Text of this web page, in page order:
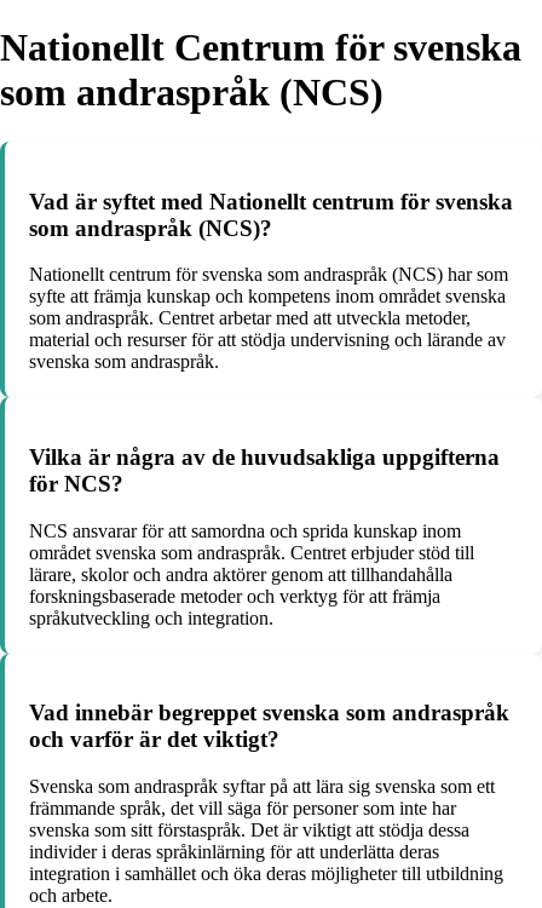
Nationellt Centrum för svenska
som andraspråk (NCS)
Vad är syftet med Nationellt centrum för svenska
som andraspråk (NCS)?
Nationellt centrum för svenska som andraspråk (NCS) har som
syfte att främja kunskap och kompetens inom området svenska
som andraspråk. Centret arbetar med att utveckla metoder,
material och resurser för att stödja undervisning och lärande av
svenska som andraspråk.
Vilka är några av de huvudsakliga uppgifterna
för NCS?
NCS ansvarar för att samordna och sprida kunskap inom
området svenska som andraspråk. Centret erbjuder stöd till
lärare, skolor och andra aktörer genom att tillhandahålla
forskningsbaserade metoder och verktyg för att främja
språkutveckling och integration.
Vad innebär begreppet svenska som andraspråk
och varför är det viktigt?
Svenska som andraspråk syftar på att lära sig svenska som ett
främmande språk, det vill säga för personer som inte har
svenska som sitt förstaspråk. Det är viktigt att stödja dessa
individer i deras språkinlärning för att underlätta deras
integration i samhället och öka deras möjligheter till utbildning
och arbete.